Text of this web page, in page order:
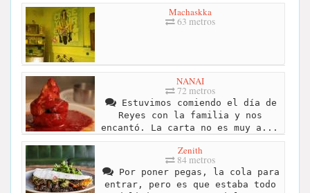
Machaskka
63 metros
NANAI
72 metros
Estuvimos comiendo el día de
Reyes con la familia y nos
encantó. La carta no es muy a...
Zenith
84 metros
Por poner pegas, la cola para
entrar, pero es que estaba todo